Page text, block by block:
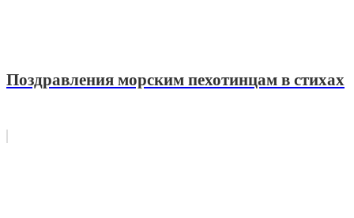
Поздравления морским пехотинцам в стихах